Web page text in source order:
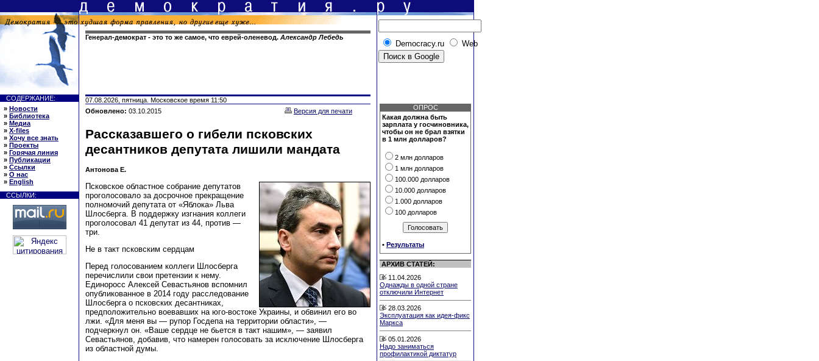
Генерал-демократ - это то же самое, что еврей-оленевод. Александр Лебедь
Democracy.ru Web
СОДЕРЖАНИЕ:
» Новости
» Библиотека
» Медиа
» X-files
» Хочу все знать
» Проекты
» Горячая линия
» Публикации
» Ссылки
» О нас
» English
ССЫЛКИ:
07.08.2026, пятница. Московское время 11:50
Обновлено: 03.10.2015 Версия для печати
Рассказавшего о гибели псковских
десантников депутата лишили мандата
Антонова Е.
Псковское областное собрание депутатов
проголосовало за досрочное прекращение
полномочий депутата от «Яблока» Льва
Шлосберга. В поддержку изгнания коллеги
проголосовал 41 депутат из 44, против —
три.
Не в такт псковским сердцам
Перед голосованием коллеги Шлосберга
перечислили свои претензии к нему.
Единоросс Алексей Севастьянов вспомнил
опубликованное в 2014 году расследование
Шлосберга о псковских десантниках,
предположительно воевавших на юго-востоке Украины, и обвинил его во
лжи. «Для меня вы — рупор Госдепа на территории области», —
подчеркнул он. «Ваше сердце не бьется в такт нашим», — заявил
Севастьянов, добавив, что намерен голосовать за исключение Шлосберга
из областной думы.
ОПРОС
Какая должна быть
зарплата у госчиновника,
чтобы он не брал взятки
в 1 млн долларов?
2 млн долларов
1 млн долларов
100.000 долларов
10.000 долларов
1.000 долларов
100 долларов
• Результаты
АРХИВ СТАТЕЙ:
11.04.2026
Однажды в одной стране
отключили Интернет
28.03.2026
Эксплуатация как идея-фикс
Маркса
05.01.2026
Надо заниматься
профилактикой диктатур